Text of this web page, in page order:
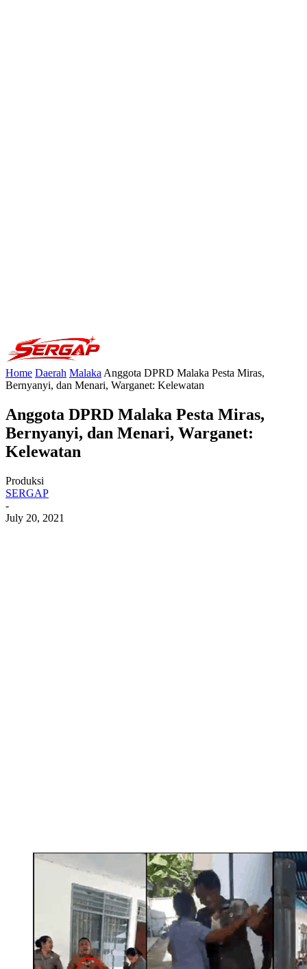
Home Daerah Malaka Anggota DPRD Malaka Pesta Miras,
Bernyanyi, dan Menari, Warganet: Kelewatan
Anggota DPRD Malaka Pesta Miras,
Bernyanyi, dan Menari, Warganet:
Kelewatan
Produksi
SERGAP
-
July 20, 2021